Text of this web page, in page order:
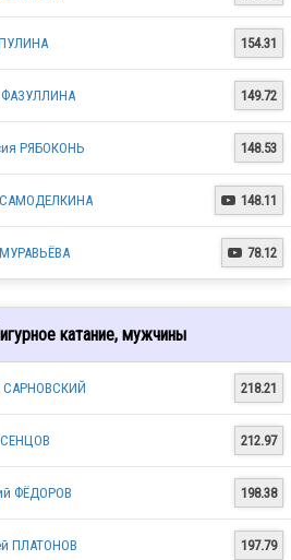
154.31
ФАЗУЛЛИНА 149.72
РЯБОКОНЬ 148.53
 148.11
 78.12
катание, мужчины
САРНОВСКИЙ 218.21
СЕНЦОВ 212.97
ФЁДОРОВ 198.38
ПЛАТОНОВ 197.79